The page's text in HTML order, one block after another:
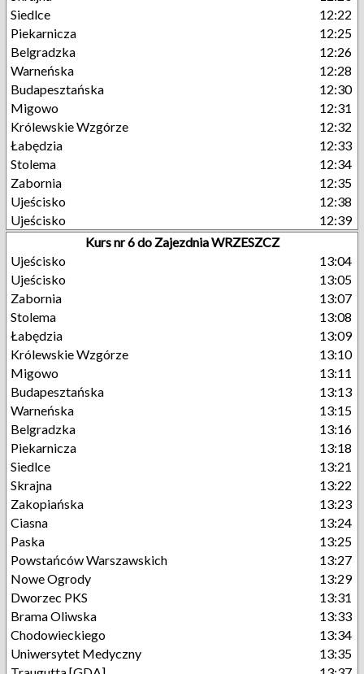
Siedlce
12:22
Piekarnicza
12:25
Belgradzka
12:26
Warneńska
12:28
Budapesztańska
12:30
Migowo
12:31
Królewskie Wzgórze
12:32
Łabędzia
12:33
Stolema
12:34
Zabornia
12:35
Ujeścisko
12:38
Ujeścisko
12:39
Kurs nr 6 do Zajezdnia WRZESZCZ
Ujeścisko
13:04
Ujeścisko
13:05
Zabornia
13:07
Stolema
13:08
Łabędzia
13:09
Królewskie Wzgórze
13:10
Migowo
13:11
Budapesztańska
13:13
Warneńska
13:15
Belgradzka
13:16
Piekarnicza
13:18
Siedlce
13:21
Skrajna
13:22
Zakopiańska
13:23
Ciasna
13:24
Paska
13:25
Powstańców Warszawskich
13:27
Nowe Ogrody
13:29
Dworzec PKS
13:31
Brama Oliwska
13:33
Chodowieckiego
13:34
Uniwersytet Medyczny
13:35